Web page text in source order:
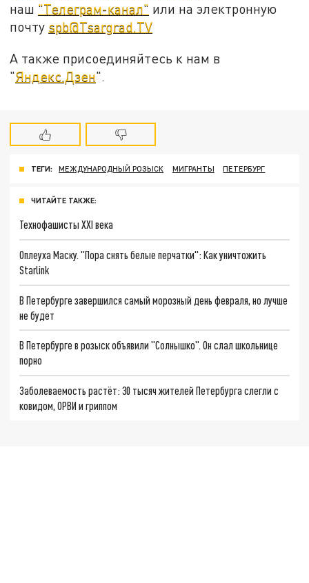
наш "Телеграм-канал" или на электронную
почту spb@Tsargrad.TV
А также присоединяйтесь к нам в
"Яндекс.Дзен".
ТЕГИ: МЕЖДУНАРОДНЫЙ РОЗЫСК МИГРАНТЫ ПЕТЕРБУРГ
ЧИТАЙТЕ ТАКЖЕ:
Технофашисты XXI века
Оплеуха Маску. "Пора снять белые перчатки": Как уничтожить
Starlink
В Петербурге завершился самый морозный день февраля, но лучше
не будет
В Петербурге в розыск объявили "Солнышко". Он слал школьнице
порно
Заболеваемость растёт: 30 тысяч жителей Петербурга слегли с
ковидом, ОРВИ и гриппом